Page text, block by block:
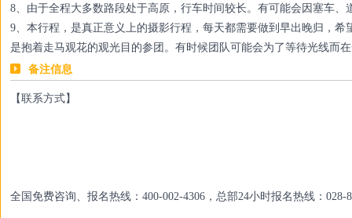
8、由于全程大多数路段处于高原，行车时间较长。有可能会因塞车
9、本行程，是真正意义上的摄影行程，每天都需要做到早出晚归，
是抱着走马观花的观光目的参团。有时候团队可能会为了等待光线而
备注信息
【联系方式】
全国免费咨询、报名热线：400-002-4306，总部24小时报名热线：028-